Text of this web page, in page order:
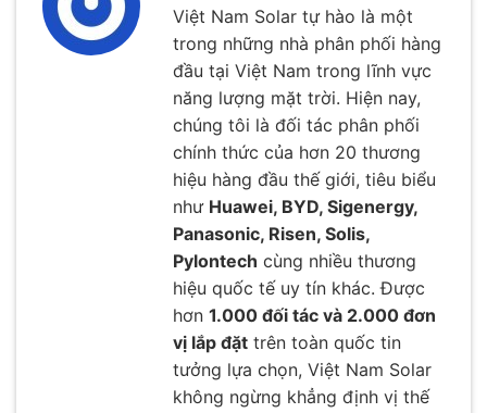
Việt Nam Solar tự hào là một
trong những nhà phân phối hàng
đầu tại Việt Nam trong lĩnh vực
năng lượng mặt trời. Hiện nay,
chúng tôi là đối tác phân phối
chính thức của hơn 20 thương
hiệu hàng đầu thế giới, tiêu biểu
như Huawei, BYD, Sigenergy,
Panasonic, Risen, Solis,
Pylontech cùng nhiều thương
hiệu quốc tế uy tín khác. Được
hơn 1.000 đối tác và 2.000 đơn
vị lắp đặt trên toàn quốc tin
tưởng lựa chọn, Việt Nam Solar
không ngừng khẳng định vị thế